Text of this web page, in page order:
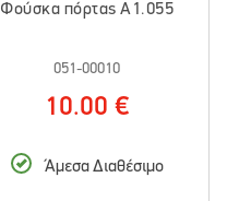
Φούσκα πόρτας A1.055
051-00010
10.00 €
Άμεσα Διαθέσιμο